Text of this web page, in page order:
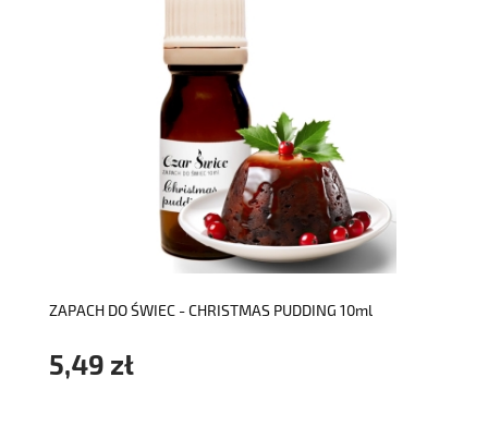
ZAPACH DO ŚWIEC - CHRISTMAS PUDDING 10ml
5,49 zł
do koszyka